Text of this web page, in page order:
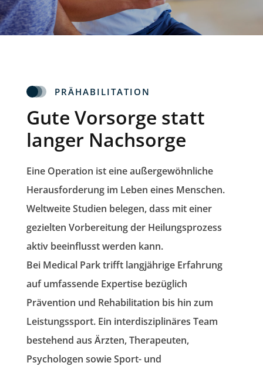
PRÄHABILITATION
Gute Vorsorge statt
langer Nachsorge
Eine Operation ist eine außergewöhnliche
Herausforderung im Leben eines Menschen.
Weltweite Studien belegen, dass mit einer
gezielten Vorbereitung der Heilungsprozess
aktiv beeinflusst werden kann.
Bei Medical Park trifft langjährige Erfahrung
auf umfassende Expertise bezüglich
Prävention und Rehabilitation bis hin zum
Leistungssport. Ein interdisziplinäres Team
bestehend aus Ärzten, Therapeuten,
Psychologen sowie Sport- und